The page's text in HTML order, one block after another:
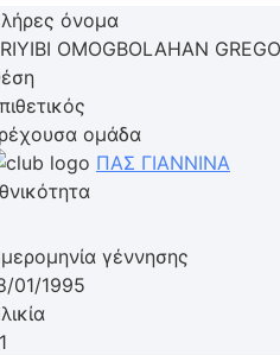
όνομα
OMOGBOLAHAN
ομάδα
ΠΑΣ ΓΙΑΝΝΙΝΑ
γέννησης
01/1995